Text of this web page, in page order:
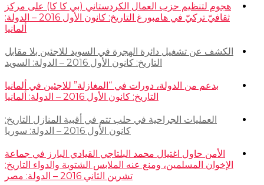
هجوم لتنظيم حزب العمال الكردستاني (بي كا كا) على مركز
ثقافيّ تركيّ في هامبورغ التاريخ: كانون الأول 2016 – الدولة:
ألمانيا
الكشف عن تشغيل دائرة الهجرة في السويد للاجئين بلا مقابل
التاريخ: كانون الأول 2016 – الدولة: السويد
بدعم من الدولة، دورات في “المغازلة” للاجئين في ألمانيا
التاريخ: كانون الأول 2016 – الدولة: ألمانيا
العمليات الجراحية في حلب تتم في أقبية المنازل التاريخ:
كانون الأول 2016 – الدولة: سوريا
الأمن حاول اغتيال محمد البلتاجي القيادي البارز في جماعة
الإخوان المسلمين، ومنع عنه الملابس الشتوية والدواء التاريخ:
تشرين الثاني 2016 – الدولة: مصر